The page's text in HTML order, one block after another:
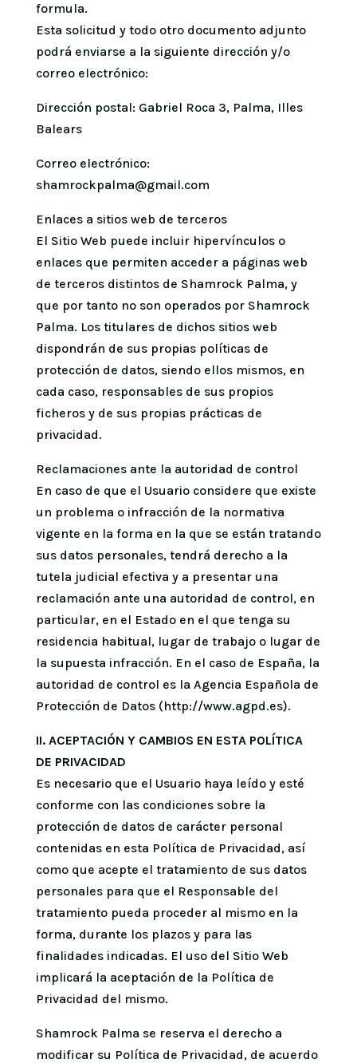
formula.
Esta solicitud y todo otro documento adjunto
podrá enviarse a la siguiente dirección y/o
correo electrónico:
Dirección postal: Gabriel Roca 3, Palma, Illes
Balears
Correo electrónico:
shamrockpalma@gmail.com
Enlaces a sitios web de terceros
El Sitio Web puede incluir hipervínculos o
enlaces que permiten acceder a páginas web
de terceros distintos de Shamrock Palma, y
que por tanto no son operados por Shamrock
Palma. Los titulares de dichos sitios web
dispondrán de sus propias políticas de
protección de datos, siendo ellos mismos, en
cada caso, responsables de sus propios
ficheros y de sus propias prácticas de
privacidad.
Reclamaciones ante la autoridad de control
En caso de que el Usuario considere que existe
un problema o infracción de la normativa
vigente en la forma en la que se están tratando
sus datos personales, tendrá derecho a la
tutela judicial efectiva y a presentar una
reclamación ante una autoridad de control, en
particular, en el Estado en el que tenga su
residencia habitual, lugar de trabajo o lugar de
la supuesta infracción. En el caso de España, la
autoridad de control es la Agencia Española de
Protección de Datos (http://www.agpd.es).
II. ACEPTACIÓN Y CAMBIOS EN ESTA POLÍTICA
DE PRIVACIDAD
Es necesario que el Usuario haya leído y esté
conforme con las condiciones sobre la
protección de datos de carácter personal
contenidas en esta Política de Privacidad, así
como que acepte el tratamiento de sus datos
personales para que el Responsable del
tratamiento pueda proceder al mismo en la
forma, durante los plazos y para las
finalidades indicadas. El uso del Sitio Web
implicará la aceptación de la Política de
Privacidad del mismo.
Shamrock Palma se reserva el derecho a
modificar su Política de Privacidad, de acuerdo